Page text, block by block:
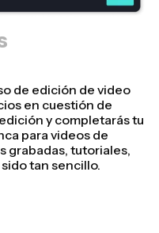
ver más
de Resize Canvas!
tomar un solo video
perfecto en
para TikTok, Youtube,
otro lugar.